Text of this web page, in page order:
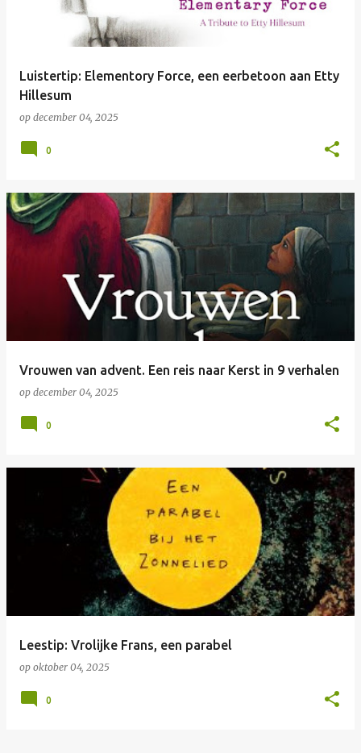
Luistertip: Elementory Force, een eerbetoon aan Etty
Hillesum
op december 04, 2025
0
Vrouwen van advent. Een reis naar Kerst in 9 verhalen
op december 04, 2025
0
Leestip: Vrolijke Frans, een parabel
op oktober 04, 2025
0